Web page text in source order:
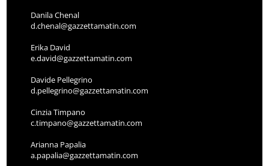
Danila Chenal
d.chenal@gazzettamatin.com
Erika David
e.david@gazzettamatin.com
Davide Pellegrino
d.pellegrino@gazzettamatin.com
Cinzia Timpano
c.timpano@gazzettamatin.com
Arianna Papalia
a.papalia@gazzettamatin.com